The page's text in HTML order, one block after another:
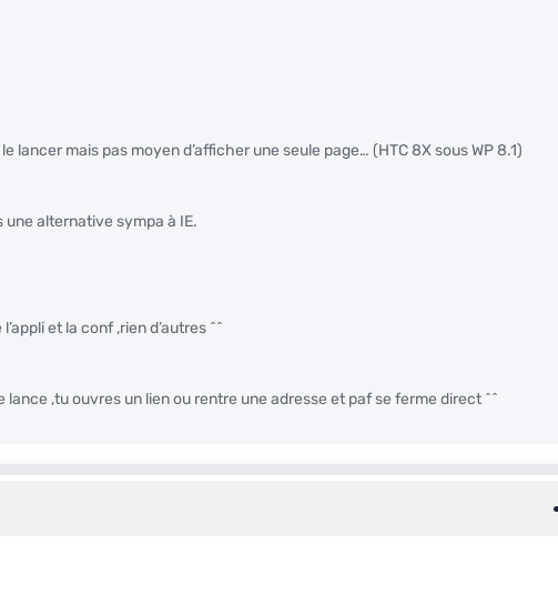
lancer mais pas moyen d’afficher une seule page… (HTC 8X sous WP 8.1)
alternative sympa à IE.
et la conf ,rien d’autres ^^
lance ,tu ouvres un lien ou rentre une adresse et paf se ferme direct ^^